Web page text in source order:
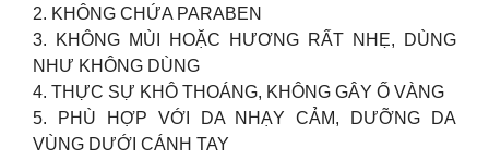
2. KHÔNG CHỨA PARABEN
3. KHÔNG MÙI HOẶC HƯƠNG RẤT NHẸ, DÙNG
NHƯ KHÔNG DÙNG
4. THỰC SỰ KHÔ THOÁNG, KHÔNG GÂY Ố VÀNG
5. PHÙ HỢP VỚI DA NHẠY CẢM, DƯỠNG DA
VÙNG DƯỚI CÁNH TAY